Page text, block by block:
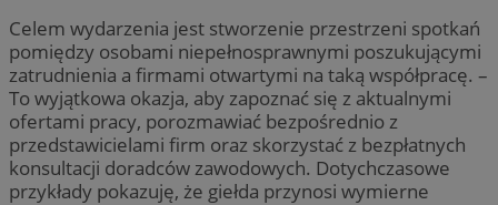
Celem wydarzenia jest stworzenie przestrzeni spotkań
pomiędzy osobami niepełnosprawnymi poszukującymi
zatrudnienia a firmami otwartymi na taką współpracę. –
To wyjątkowa okazja, aby zapoznać się z aktualnymi
ofertami pracy, porozmawiać bezpośrednio z
przedstawicielami firm oraz skorzystać z bezpłatnych
konsultacji doradców zawodowych. Dotychczasowe
przykłady pokazuję, że giełda przynosi wymierne